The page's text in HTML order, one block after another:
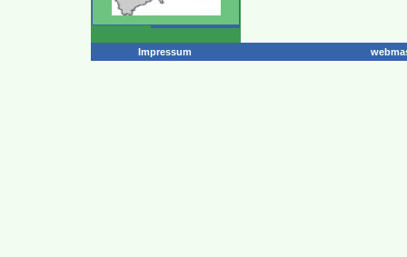
Impressum